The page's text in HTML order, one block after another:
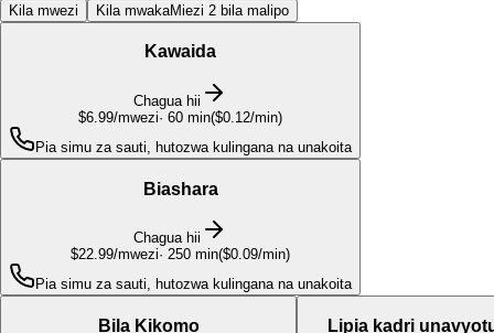
Kila mwezi Kila mwakaMiezi 2 bila malipo
Kawaida
Chagua hii
$6.99/mwezi· 60 min($0.12/min)
Pia simu za sauti, hutozwa kulingana na unakoita
Biashara
Chagua hii
$22.99/mwezi· 250 min($0.09/min)
Pia simu za sauti, hutozwa kulingana na unakoita
Bila Kikomo Lipia kadri